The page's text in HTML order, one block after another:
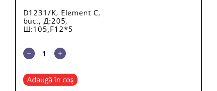
D1231/K, Element C,
buc., Д:205,
Ш:105,F12*5
Adaugă în coș